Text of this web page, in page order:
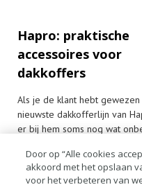
Hapro: praktische
accessoires voor
dakkoffers
Als je de klant hebt
nieuwste dakkofferlijn van
er bij hem soms nog wat
op? En kan ik mijn oude
blijven gebruiken? Hapro b…
Door op “Alle cookies
akkoord met het opslaan
voor het verbeteren van